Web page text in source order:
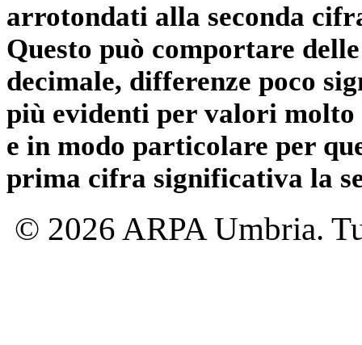
arrotondati alla seconda
Questo può comportare
decimale, differenze poco
più evidenti per valori
e in modo particolare per
prima cifra significativa la
© 2026 ARPA Umbria.